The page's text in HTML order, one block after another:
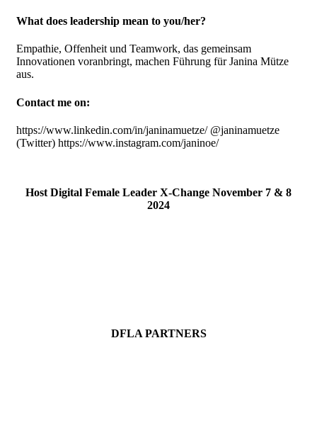
What does leadership mean to you/her?
Empathie, Offenheit und Teamwork, das gemeinsam
Innovationen voranbringt, machen Führung für Janina Mütze
aus.
Contact me on:
https://www.linkedin.com/in/janinamuetze/ @janinamuetze
(Twitter) https://www.instagram.com/janinoe/
Host Digital Female Leader X-Change November 7 & 8
2024
DFLA PARTNERS